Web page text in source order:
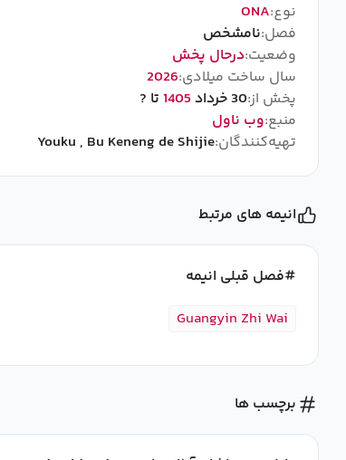
نوع:ONA
فصل:نامشخص
وضعیت:درحال پخش
سال ساخت میلادی:2026
پخش از:30 خرداد 1405 تا ?
منبع:وب ناول
تهیه‌کنندگان:
Youku , Bu Keneng de Shijie
انیمه های مرتبط
فصل قبلی انیمه
Guangyin Zhi Wai
برچسب ها